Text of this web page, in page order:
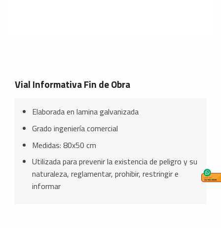
Vial Informativa Fin de Obra
Elaborada en lamina galvanizada
Grado ingeniería comercial
Medidas: 80x50 cm
Utilizada para prevenir la existencia de peligro y su
naturaleza, reglamentar, prohibir, restringir e
informar